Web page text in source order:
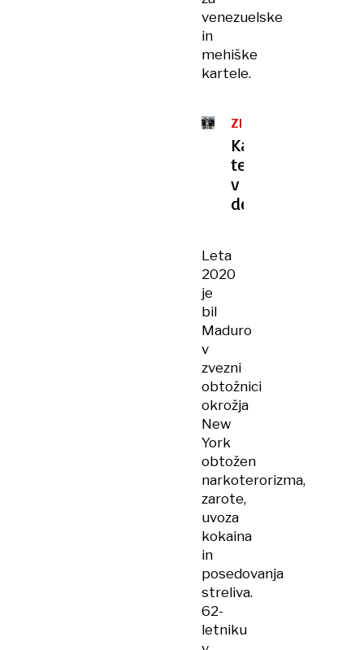
venezuelske
in
mehiške
kartele.
ZDA
Kaotično
tekmovanje
v
deportacijah
Leta
2020
je
bil
Maduro
v
zvezni
obtožnici
okrožja
New
York
obtožen
narkoterorizma,
zarote,
uvoza
kokaina
in
posedovanja
streliva.
62-
letniku